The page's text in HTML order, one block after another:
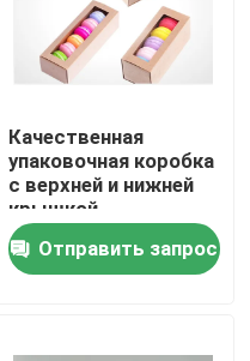
Качественная
упаковочная коробка
с верхней и нижней
крышкой
Отправить запрос